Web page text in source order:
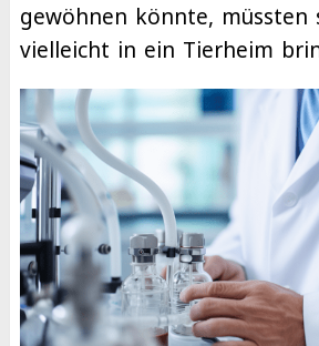
gewöhnen könnte, müssten
vielleicht in ein Tierheim